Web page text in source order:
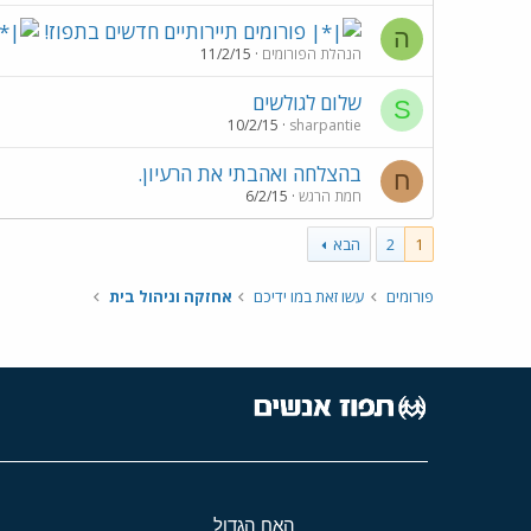
ה פורומים תיירותיים חדשים בתפוז!
הנהלת הפורומים 11/2/15
S שלום לגולשים
sharpantie
10/2/15
ח בהצלחה ואהבתי את הרעיון.
חמת הרגש 6/2/15
1
2 הבא
פורומים עשו זאת במו ידיכם אחזקה וניהול בית
האח הגדול